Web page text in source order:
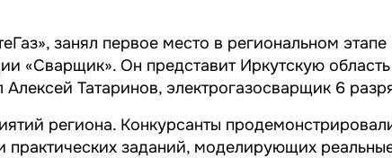
занял первое место в региональном
«Сварщик». Он представит Иркутскую
Татаринов, электрогазосварщик 6
региона. Конкурсанты
заданий, моделирующих